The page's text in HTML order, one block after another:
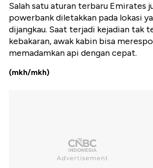
Salah satu aturan terbaru Emirates
powerbank diletakkan pada lokasi
dijangkau. Saat terjadi kejadian tak
kebakaran, awak kabin bisa
memadamkan api dengan cepat.
(mkh/mkh)